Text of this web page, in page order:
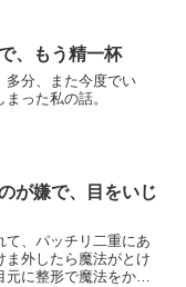
、もう精一杯
多分、また今度でい
った私の話。
が嫌で、目をいじ
て、パッチリ二重にあ
ま外したら魔法がとけ
元に整形で魔法をかけ